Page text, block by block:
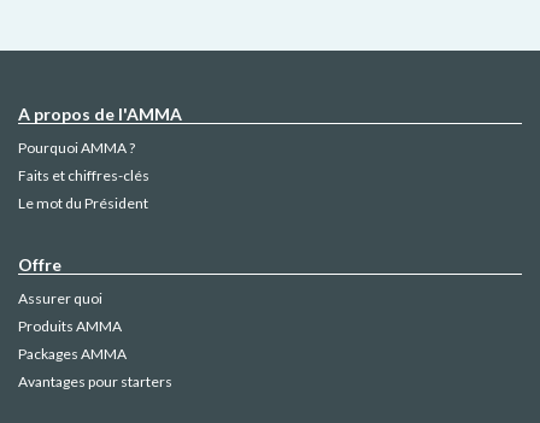
A propos de l'AMMA
Pourquoi AMMA ?
Faits et chiffres-clés
Le mot du Président
Offre
Assurer quoi
Produits AMMA
Packages AMMA
Avantages pour starters